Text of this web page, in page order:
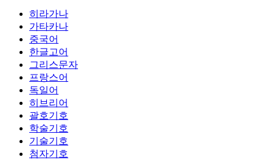
히라가나
가타카나
중국어
한글고어
그리스문자
프랑스어
독일어
히브리어
괄호기호
학술기호
기술기호
첨자기호